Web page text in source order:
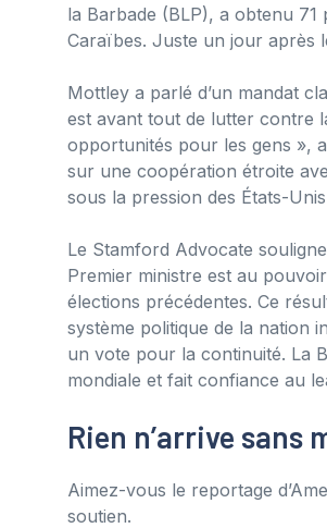
la Barbade (BLP), a obtenu
Caraïbes. Juste un jour après
Mottley a parlé d’un mandat
est avant tout de lutter contre
opportunités pour les gens »,
sur une coopération étroite
sous la pression des États-
Le Stamford Advocate
Premier ministre est au
élections précédentes. Ce
système politique de la nation
un vote pour la continuité. La
mondiale et fait confiance au
Rien n’arrive sans
Aimez-vous le reportage
soutien.